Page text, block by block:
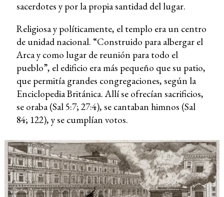
sacerdotes y por la propia santidad del lugar.
Religiosa y políticamente, el templo era un centro
de unidad nacional. “Construido para albergar el
Arca y como lugar de reunión para todo el
pueblo”, el edificio era más pequeño que su patio,
que permitía grandes congregaciones, según la
Enciclopedia Británica. Allí se ofrecían sacrificios,
se oraba (Sal 5:7; 27:4), se cantaban himnos (Sal
84; 122), y se cumplían votos.